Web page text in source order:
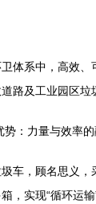
体系中，高效
路及工业园区垃
势：力量与效率
圾车，顾名思义
，实现“循环运